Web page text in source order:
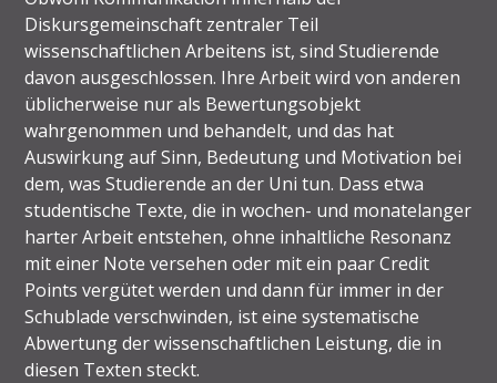
Diskursgemeinschaft zentraler Teil
wissenschaftlichen Arbeitens ist, sind Studierende
davon ausgeschlossen. Ihre Arbeit wird von anderen
üblicherweise nur als Bewertungsobjekt
wahrgenommen und behandelt, und das hat
Auswirkung auf Sinn, Bedeutung und Motivation bei
dem, was Studierende an der Uni tun. Dass etwa
studentische Texte, die in wochen- und monatelanger
harter Arbeit entstehen, ohne inhaltliche Resonanz
mit einer Note versehen oder mit ein paar Credit
Points vergütet werden und dann für immer in der
Schublade verschwinden, ist eine systematische
Abwertung der wissenschaftlichen Leistung, die in
diesen Texten steckt.